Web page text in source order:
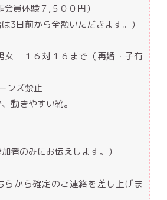
員体験７,５００円）
3日前から全額いただきます。）
女 １６対１６まで（再婚・子有
ンズ禁止
動きやすい靴。
者のみにお伝えします。）
らから確定のご連絡を差し上げま